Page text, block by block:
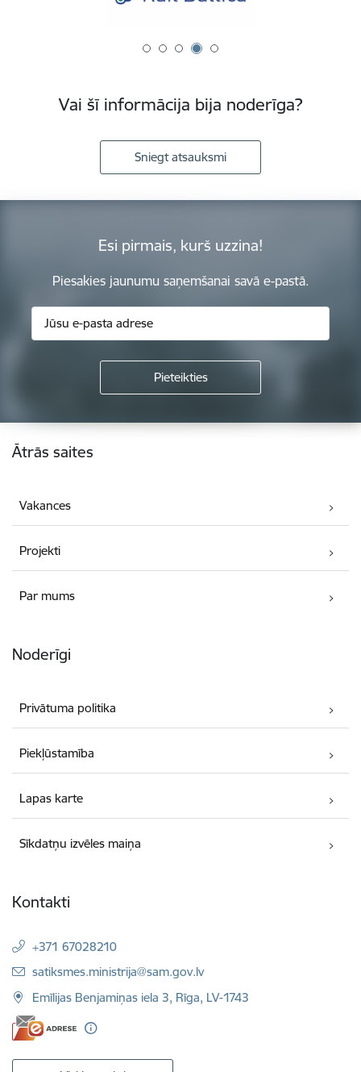
Vai šī informācija bija noderīga?
Sniegt atsauksmi
Esi pirmais, kurš uzzina!
Piesakies jaunumu saņemšanai savā e-pastā.
Kājene
Ātrās saites
Vakances
Projekti
Par mums
Noderīgi
Privātuma politika
Piekļūstamība
Lapas karte
Sīkdatņu izvēles maiņa
Kontakti
+371 67028210
E-pasts:
satiksmes.ministrija@sam.gov.lv
Emīlijas Benjamiņas iela 3, Rīga, LV-1743